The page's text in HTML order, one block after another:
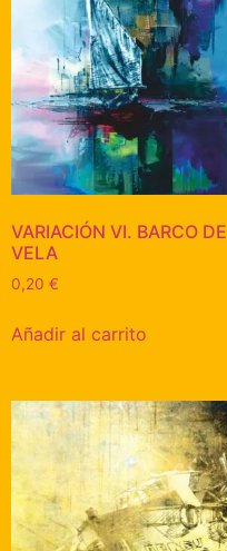
VARIACIÓN VI. BARCO DE
VELA
0,20 €
Añadir al carrito